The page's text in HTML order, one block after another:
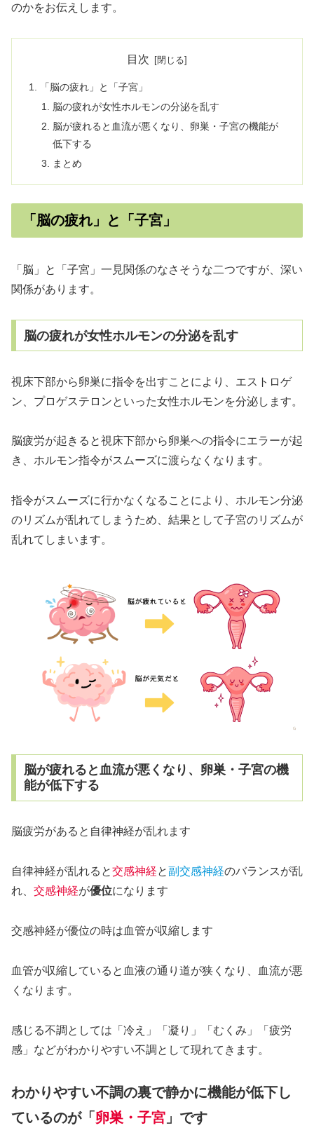
のかをお伝えします。
目次
「脳の疲れ」と「子宮」
脳の疲れが女性ホルモンの分泌を乱す
脳が疲れると血流が悪くなり、卵巣・子宮の機能が
低下する
まとめ
「脳の疲れ」と「子宮」
「脳」と「子宮」一見関係のなさそうな二つですが、深い
関係があります。
脳の疲れが女性ホルモンの分泌を乱す
視床下部から卵巣に指令を出すことにより、エストロゲ
ン、プロゲステロンといった女性ホルモンを分泌します。
脳疲労が起きると視床下部から卵巣への指令にエラーが起
き、ホルモン指令がスムーズに渡らなくなります。
指令がスムーズに行かなくなることにより、ホルモン分泌
のリズムが乱れてしまうため、結果として子宮のリズムが
乱れてしまいます。
脳が疲れると血流が悪くなり、卵巣・子宮の機
能が低下する
脳疲労があると自律神経が乱れます
自律神経が乱れると交感神経と副交感神経のバランスが乱
れ、 交感神経が優位になります
交感神経が優位の時は血管が収縮します
血管が収縮していると血液の通り道が狭くなり、血流が悪
くなります。
感じる不調としては「冷え」「凝り」「むくみ」「疲労
感」などがわかりやすい不調として現れてきます。
わかりやすい不調の裏で静かに機能が低下し
ているのが「 卵巣・子宮 」です